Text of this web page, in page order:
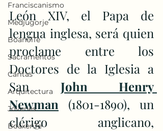
Franciscanismo
Medjugorje
BoanoiTe
Sacramentos
Cáritas
Arquitectura
Jóvenes
BoaxenTe
León XIV, el Papa de
lengua inglesa, será quien
proclame entre los
Doctores de la Iglesia a
San John Henry
Newman (1801-1890), un
clérigo anglicano,